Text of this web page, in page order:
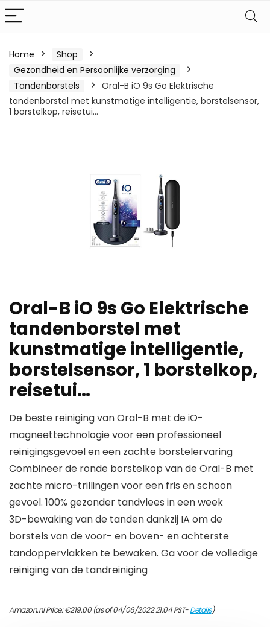
Home
Shop
Gezondheid en Persoonlijke verzorging
Tandenborstels
Oral-B iO 9s Go Elektrische
tandenborstel met kunstmatige intelligentie, borstelsensor,
1 borstelkop, reisetui…
Oral-B iO 9s Go Elektrische
tandenborstel met
kunstmatige intelligentie,
borstelsensor, 1 borstelkop,
reisetui…
De beste reiniging van Oral-B met de iO-
magneettechnologie voor een professioneel
reinigingsgevoel en een zachte borstelervaring
Combineer de ronde borstelkop van de Oral-B met
zachte micro-trillingen voor een fris en schoon
gevoel. 100% gezonder tandvlees in een week
3D-bewaking van de tanden dankzij IA om de
borstels van de voor- en boven- en achterste
tandoppervlakken te bewaken. Ga voor de volledige
reiniging van de tandreiniging
Amazon.nl Price:€219.00(as of 04/06/2022 21:04 PST-Details)